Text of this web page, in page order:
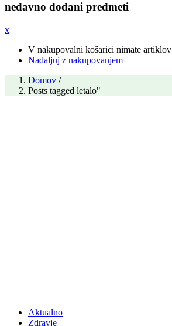
nedavno dodani predmeti
x
V nakupovalni košarici nimate artiklov
Nadaljuj z nakupovanjem
Domov /
Posts tagged letalo"
Aktualno
Zdravje